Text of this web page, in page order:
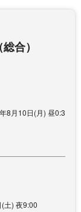
合）
8月10日(月) 昼0:3
土) 夜9:00